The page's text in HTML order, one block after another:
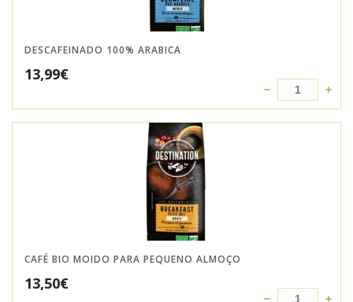
DESCAFEINADO 100% ARABICA
13,99€
CAFÉ BIO MOIDO PARA PEQUENO ALMOÇO
13,50€